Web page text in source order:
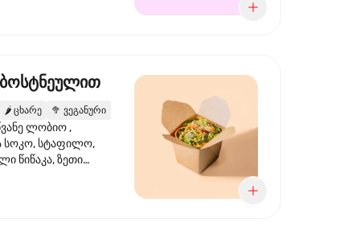
ნიორი
🌶️ ცხარე 🥦 ვეგანური
ლობიო ,
სოკო, სტაფილო,
წიწაკა, ზეთი